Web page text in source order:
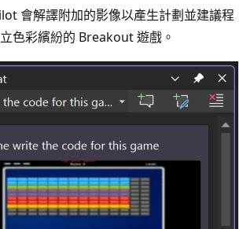
會解譯附加的影像以產生計劃並建議程
色彩繽紛的 Breakout 遊戲。